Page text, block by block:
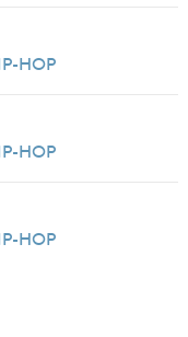
HOP
HOP
HOP